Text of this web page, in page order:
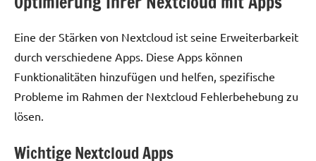
Eine der Stärken von Nextcloud ist seine Erweiterbarkeit
durch verschiedene Apps. Diese Apps können
Funktionalitäten hinzufügen und helfen, spezifische
Probleme im Rahmen der Nextcloud Fehlerbehebung zu
lösen.
Wichtige Nextcloud Apps